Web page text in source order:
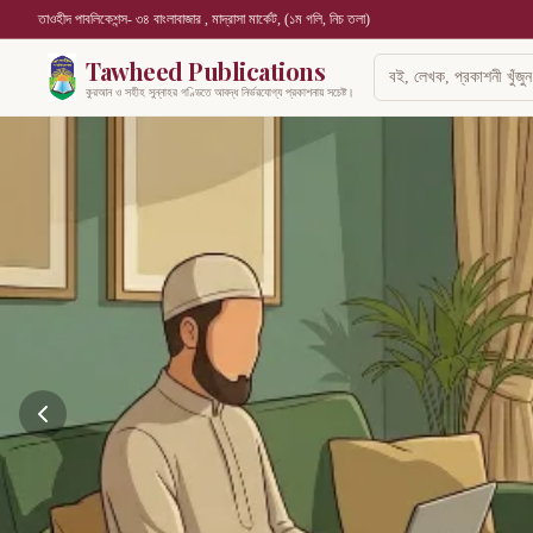
তাওহীদ পাবলিকেশন্স- ৩৪ বাংলাবাজার , মাদ্রাসা মার্কেট, (১ম গলি, নিচ তলা)
Tawheed Publications
কুরআন ও সহীহ সুন্নাহর গণ্ডিতে আবদ্ধ নির্ভরযোগ্য প্রকাশনায় সচেষ্ট।